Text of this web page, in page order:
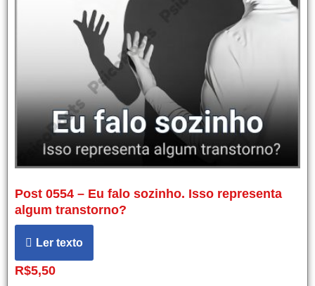
Post 0554 – Eu falo sozinho. Isso representa
algum transtorno?
Ler texto
R$5,50